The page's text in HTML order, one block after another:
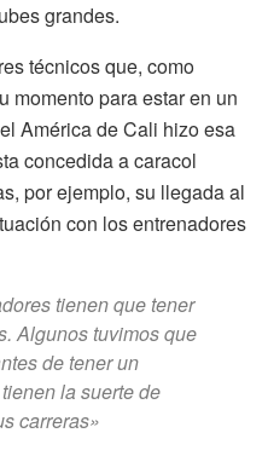
grandes.
técnicos que, como
momento para estar en un
América de Cali hizo esa
concedida a caracol
por ejemplo, su llegada al
con los entrenadores
tienen que tener
Algunos tuvimos que
de tener un
la suerte de
carreras»